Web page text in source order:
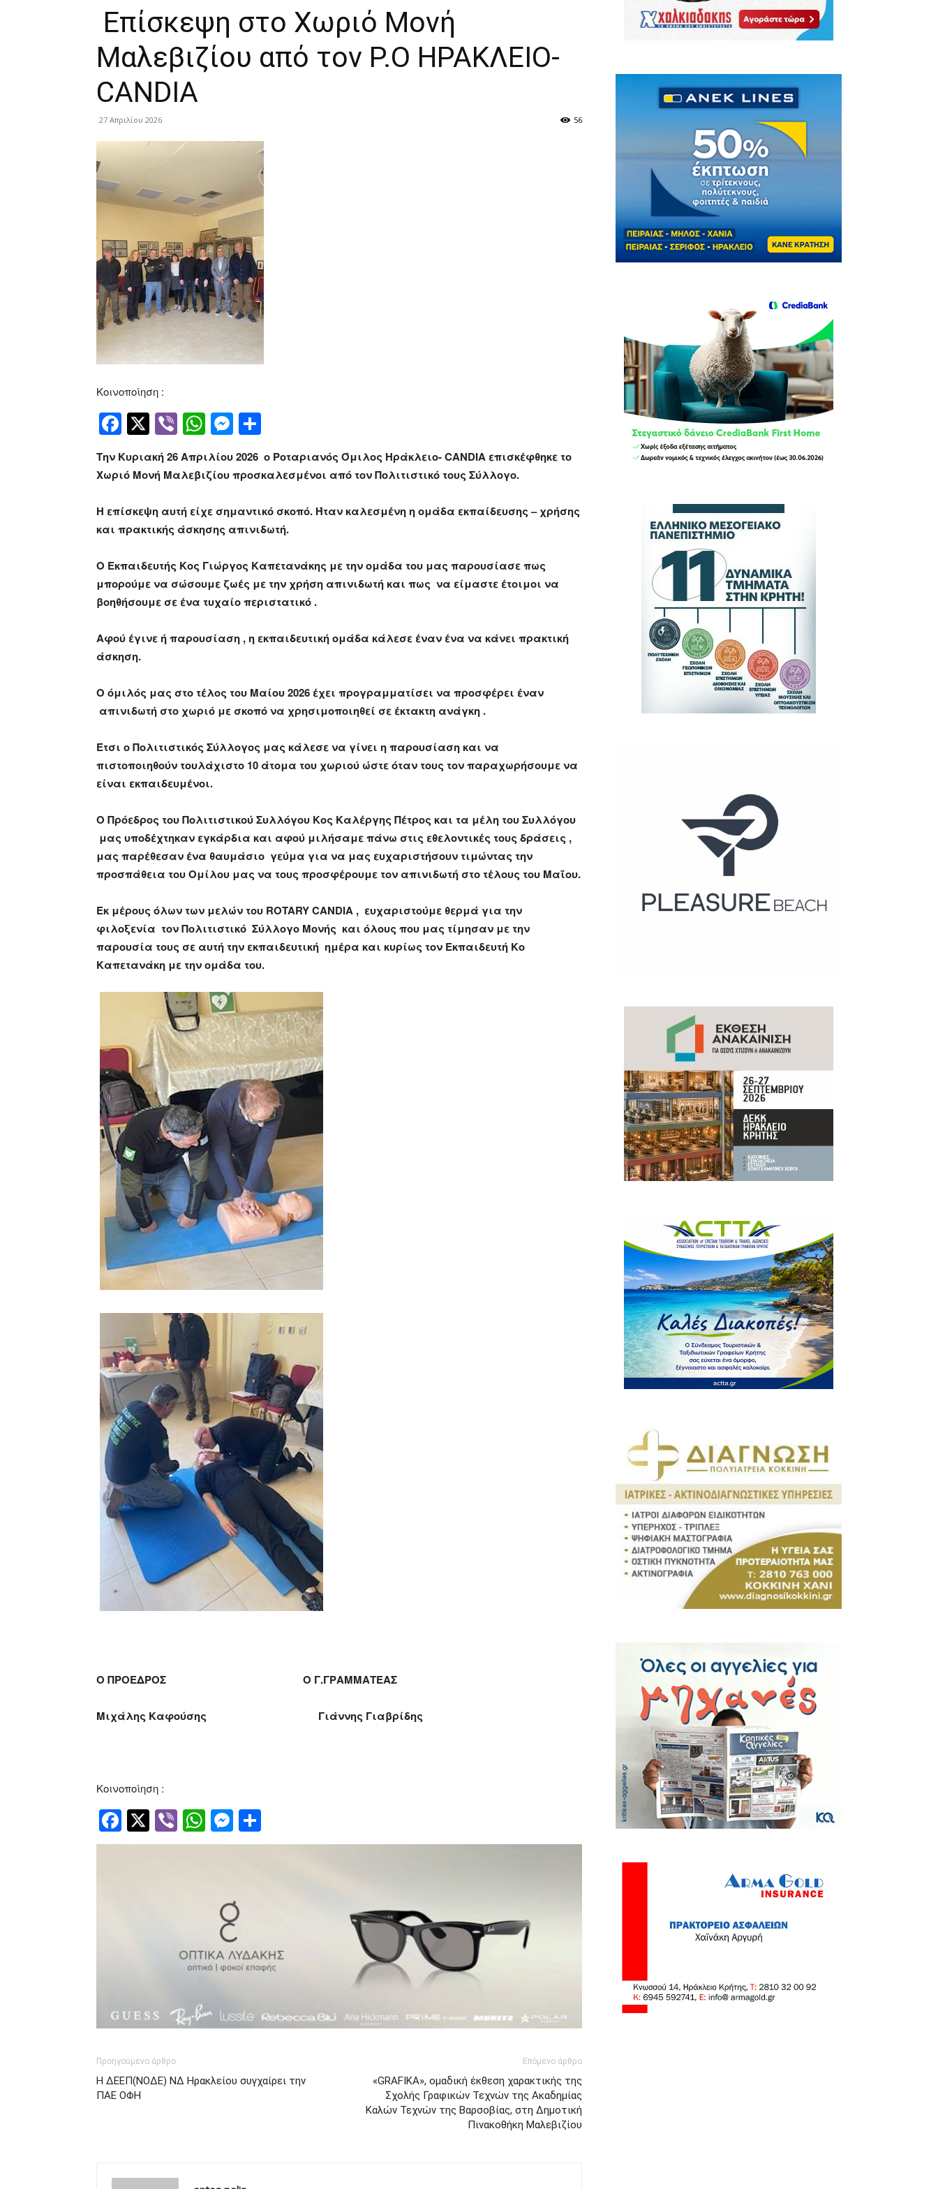
Επίσκεψη στο Χωριό Μονή
Μαλεβιζίου από τον Ρ.Ο ΗΡΑΚΛΕΙΟ-
CANDIA
27 Απριλίου 2026 56
Κοινοποίηση :
Facebook
Twitter
ViberWhatsApp
Messenger
Tην Κυριακή 26 Απριλίου 2026 ο Ροταριανός Όμιλος Ηράκλειο-CANDIA επισκέφθηκε το
Χωριό Μονή Μαλεβιζίου προσκαλεσμένοι από τον Πολιτιστικό τους Σύλλογο.
Η επίσκεψη αυτή είχε σημαντικό σκοπό. Ήταν καλεσμένη η ομάδα εκπαίδευσης – χρήσης
και πρακτικής άσκησης απινιδωτή.
Ο Εκπαιδευτής Κος Γιώργος Καπετανάκης με την ομάδα του μας παρουσίασε πως
μπορούμε να σώσουμε ζωές με την χρήση απινιδωτή και πως να είμαστε έτοιμοι να
βοηθήσουμε σε ένα τυχαίο περιστατικό .
Αφού έγινε ή παρουσίαση , η εκπαιδευτική ομάδα κάλεσε έναν ένα να κάνει πρακτική
άσκηση.
Ο όμιλός μας στο τέλος του Μαίου 2026 έχει προγραμματίσει να προσφέρει έναν
απινιδωτή στο χωριό με σκοπό να χρησιμοποιηθεί σε έκτακτη ανάγκη .
Έτσι ο Πολιτιστικός Σύλλογος μας κάλεσε να γίνει η παρουσίαση και να
πιστοποιηθούν τουλάχιστο 10 άτομα του χωριού ώστε όταν τους τον παραχωρήσουμε να
είναι εκπαιδευμένοι.
Ο Πρόεδρος του Πολιτιστικού Συλλόγου Κος Καλέργης Πέτρος και τα μέλη του Συλλόγου
μας υποδέχτηκαν εγκάρδια και αφού μιλήσαμε πάνω στις εθελοντικές τους δράσεις ,
μας παρέθεσαν ένα θαυμάσιο γεύμα για να μας ευχαριστήσουν τιμώντας την
προσπάθεια του Ομίλου μας να τους προσφέρουμε τον απινιδωτή στο τέλους του Μαΐου.
Εκ μέρους όλων των μελών του ROTARYCANDIA , ευχαριστούμε θερμά για την
φιλοξενία τον Πολιτιστικό Σύλλογο Μονής και όλους που μας τίμησαν με την
παρουσία τους σε αυτή την εκπαιδευτική ημέρα και κυρίως τον Εκπαιδευτή Κο
Καπετανάκη με την ομάδα του.
Ο ΠΡΟΕΔΡΟΣ Ο Γ.ΓΡΑΜΜΑΤΕΑΣ
Μιχάλης Καφούσης Γιάννης Γιαβρίδης
Κοινοποίηση :
Facebook
Twitter
ViberWhatsApp
Messenger
Προηγούμενο άρθρο
Η ΔΕΕΠ(ΝΟΔΕ) ΝΔ Ηρακλείου συγχαίρει την
ΠΑΕ ΟΦΗ
Επόμενο άρθρο
«GRAFIKA», ομαδική έκθεση χαρακτικής της
Σχολής Γραφικών Τεχνών της Ακαδημίας
Καλών Τεχνών της Βαρσοβίας, στη Δημοτική
Πινακοθήκη Μαλεβιζίου